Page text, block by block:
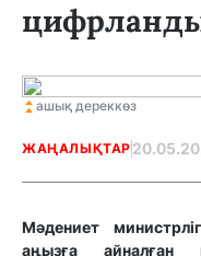
ашық дереккөз
ЖАҢАЛЫҚТАР
Мәдениет
аңызға айналған